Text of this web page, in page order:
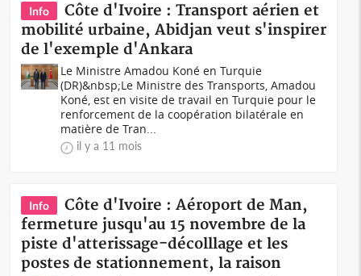
Info
Côte d'Ivoire : Transport aérien et
mobilité urbaine, Abidjan veut s'inspirer
de l'exemple d'Ankara
Le Ministre Amadou Koné en Turquie
(DR)&nbsp;Le Ministre des Transports, Amadou
Koné, est en visite de travail en Turquie pour le
renforcement de la coopération bilatérale en
matière de Tran...
il y a 11 mois
Info
Côte d'Ivoire : Aéroport de Man,
fermeture jusqu'au 15 novembre de la
piste d'atterissage-décolllage et les
postes de stationnement, la raison